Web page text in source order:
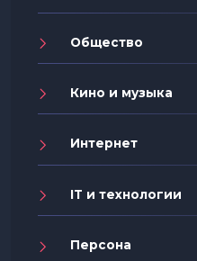
Общество
Кино и музыка
Интернет
IT и технологии
Персона